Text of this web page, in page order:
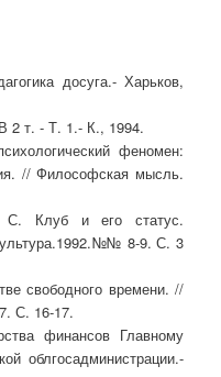
досуга.- Харьков,
2 т. - Т. 1.- К., 1994.
феномен:
// Философская мысль.
С. Клуб и его статус.
8-9. С. 3
свободного времени. //
С. 16-17.
финансов Главному
облгосадминистрации.-